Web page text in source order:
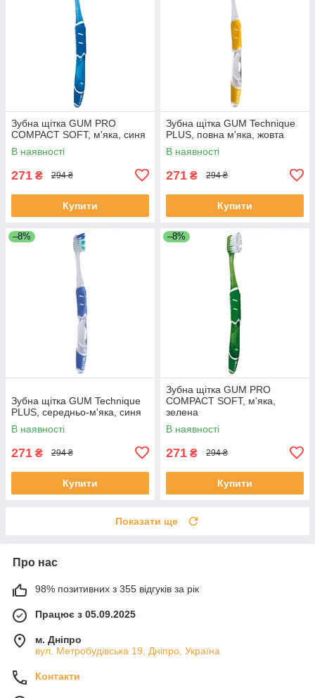
Зубна щітка GUM PRO
COMPACT SOFT, м'яка, синя
В наявності
271 ₴ 294 ₴
Купити
Зубна щітка GUM Technique
PLUS, повна м'яка, жовта
В наявності
271 ₴ 294 ₴
Купити
–8%
Зубна щітка GUM Technique
PLUS, середньо-м'яка, синя
В наявності
271 ₴ 294 ₴
Купити
–8%
Зубна щітка GUM PRO
COMPACT SOFT, м'яка,
зелена
В наявності
271 ₴ 294 ₴
Купити
Показати ще
Про нас
98% позитивних з 355 відгуків за рік
Працює з 05.09.2025
м. Дніпро
вул. Метробудівська 19, Дніпро, Україна
Контакти